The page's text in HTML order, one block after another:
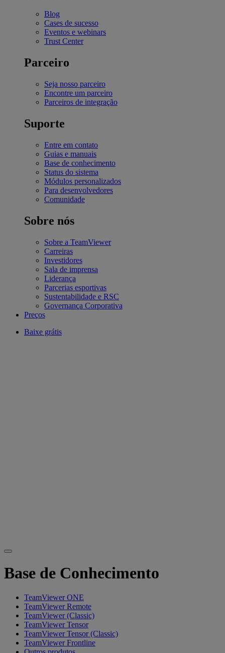
Blog
Cases de sucesso
Eventos e webinars
Trust Center
Parceiro
Seja nosso parceiro
Encontre um parceiro
Parceiros de integração
Suporte
Entre em contato
Guias e manuais
Base de conhecimento
Status do sistema
Módulos personalizados
Para desenvolvedores
Comunidade
Sobre nós
Sobre a TeamViewer
Carreiras
Investidores
Sala de imprensa
Liderança
Parcerias esportivas
Sustentabilidade e RSC
Governança Corporativa
Preços
Baixe grátis
Base de Conhecimento
TeamViewer ONE
TeamViewer Remote
TeamViewer (Classic)
TeamViewer Tensor
TeamViewer Tensor (Classic)
TeamViewer Frontline